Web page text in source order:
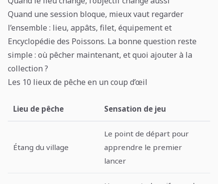
Quand une session bloque, mieux vaut regarder
l’ensemble : lieu, appâts, filet, équipement et
Encyclopédie des Poissons. La bonne question reste
simple : où pêcher maintenant, et quoi ajouter à la
collection ?
Les 10 lieux de pêche en un coup d’œil
Lieu de pêche Sensation de jeu
Étang du village
Le point de départ pour
apprendre le premier
lancer